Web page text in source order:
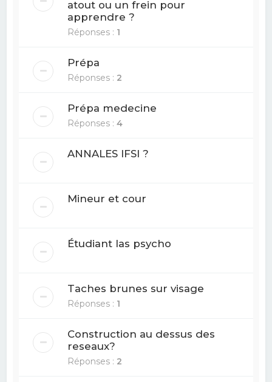
atout ou un frein pour
apprendre ?
Réponses : 1
Prépa
Réponses : 2
Prépa medecine
Réponses :4
ANNALES IFSI ?
Mineur et cour
Étudiant las psycho
Taches brunes sur visage
Réponses : 1
Construction au dessus des
reseaux?
Réponses : 2